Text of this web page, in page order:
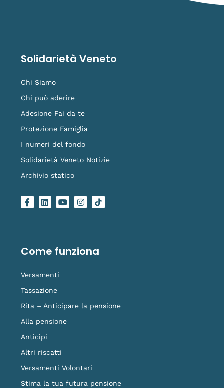
Solidarietà Veneto
Chi Siamo
Chi può aderire
Adesione Fai da te
Protezione Famiglia
I numeri del fondo
Solidarietà Veneto Notizie
Archivio statico
F
a
o
k
L
i
i
n
Y
o
e
I
n
r
a
L
o
i
k
Come funziona
Versamenti
Tassazione
Rita – Anticipare la pensione
Alla pensione
Anticipi
Altri riscatti
Versamenti Volontari
Stima la tua futura pensione